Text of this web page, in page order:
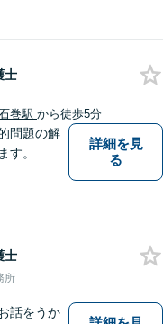
ポートい
ご相談く
士
巻駅 から徒歩5分
問題の解
す。
詳細を見
る
士
所
話をうか